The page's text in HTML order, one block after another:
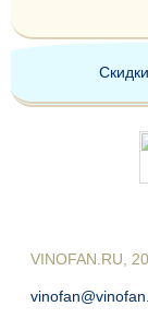
VINOFAN.RU,